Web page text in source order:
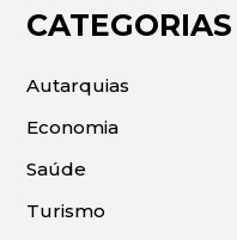
CATEGORIAS
Autarquias
Economia
Saúde
Turismo